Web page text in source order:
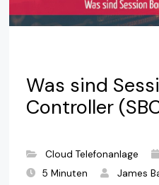
Was sind
Controller
Cloud Telefonanlage
5 Minuten
James